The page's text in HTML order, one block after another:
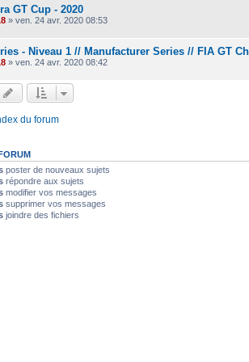
GT Cup - 2020
»ven. 24 avr. 2020 08:53
- Niveau 1 // Manufacturer Series // FIA GT
»ven. 24 avr. 2020 08:42
du forum
poster de nouveaux sujets
répondre aux sujets
modifier vos messages
supprimer vos messages
joindre des fichiers